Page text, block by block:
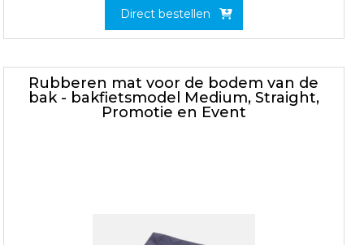
Direct bestellen
Rubberen mat voor de bodem van de
bak - bakfietsmodel Medium, Straight,
Promotie en Event